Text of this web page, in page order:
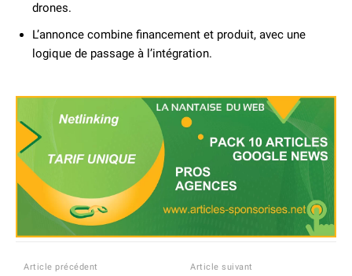
drones.
L’annonce combine financement et produit, avec une
logique de passage à l’intégration.
Article précédent Article suivant